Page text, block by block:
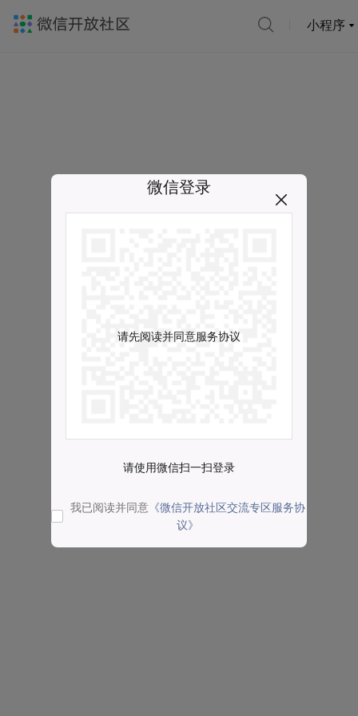
小程序
微信登录
请先阅读并同意服务协议
请使用微信扫一扫登录
我已阅读并同意 《微信开放社区交流专区服务协
议》